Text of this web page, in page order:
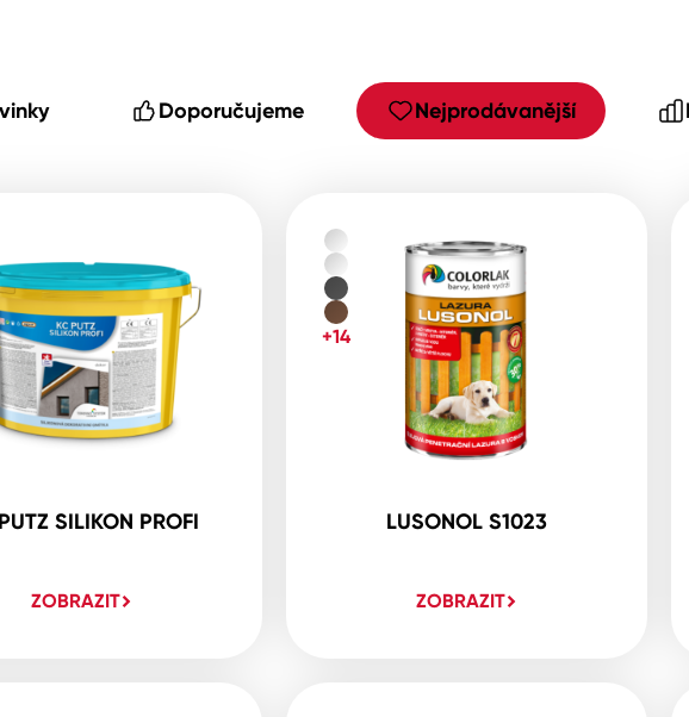
Doporučujeme Nejprodávanější
SILIKON PROFI
ZOBRAZIT
LUSONOL S1023
ZOBRAZIT
+14